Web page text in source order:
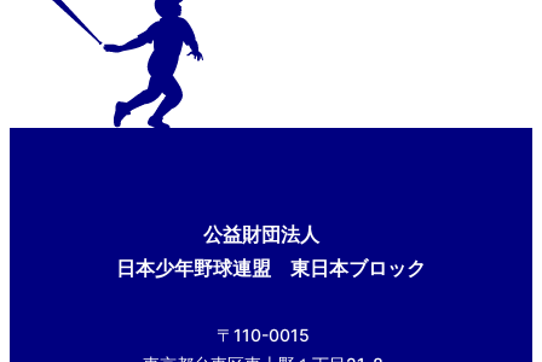
公益財団法人
日本少年野球連盟 東日本ブロック
〒110-0015